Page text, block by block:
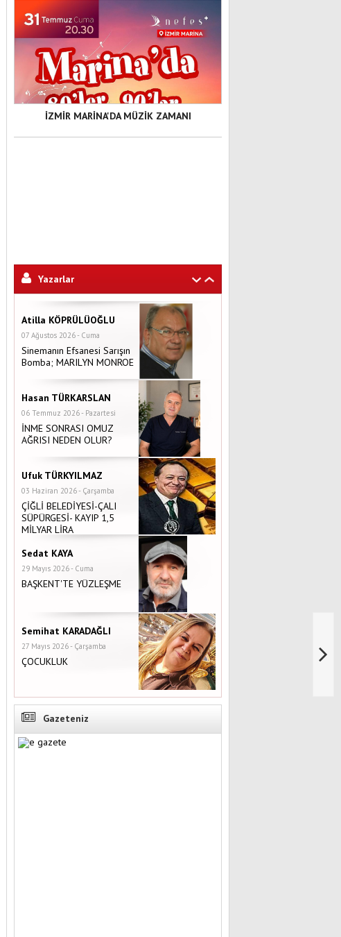
İZMİR MARİNA'DA MÜZİK ZAMANI
Yazarlar
Atilla KÖPRÜLÜOĞLU
07 Ağustos 2026 - Cuma
Sinemanın Efsanesi Sarışın
Bomba; MARILYN MONROE
Hasan TÜRKARSLAN
06 Temmuz 2026 - Pazartesi
İNME SONRASI OMUZ
AĞRISI NEDEN OLUR?
Ufuk TÜRKYILMAZ
03 Haziran 2026 - Çarşamba
ÇİĞLİ BELEDİYESİ-ÇALI
SÜPÜRGESİ- KAYIP 1,5
MİLYAR LİRA
Sedat KAYA
29 Mayıs 2026 - Cuma
BAŞKENT'TE YÜZLEŞME
Semihat KARADAĞLI
27 Mayıs 2026 - Çarşamba
ÇOCUKLUK
Gazeteniz